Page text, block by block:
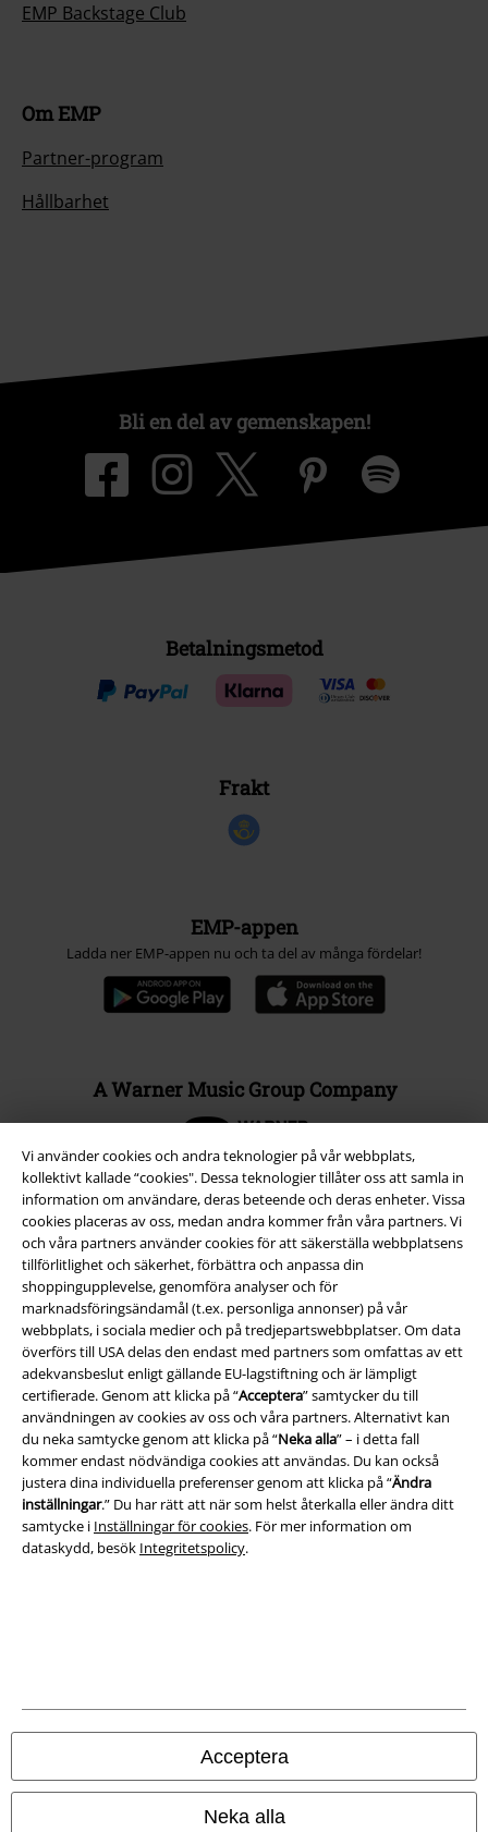
Vi använder cookies och andra teknologier på vår webbplats,
kollektivt kallade “cookies". Dessa teknologier tillåter oss att samla in
information om användare, deras beteende och deras enheter. Vissa
cookies placeras av oss, medan andra kommer från våra partners. Vi
och våra partners använder cookies för att säkerställa webbplatsens
tillförlitlighet och säkerhet, förbättra och anpassa din
shoppingupplevelse, genomföra analyser och för
marknadsföringsändamål (t.ex. personliga annonser) på vår
webbplats, i sociala medier och på tredjepartswebbplatser. Om data
överförs till USA delas den endast med partners som omfattas av ett
adekvansbeslut enligt gällande EU-lagstiftning och är lämpligt
certifierade. Genom att klicka på “Acceptera” samtycker du till
användningen av cookies av oss och våra partners. Alternativt kan
du neka samtycke genom att klicka på “Neka alla” – i detta fall
kommer endast nödvändiga cookies att användas. Du kan också
justera dina individuella preferenser genom att klicka på “Ändra
inställningar.” Du har rätt att när som helst återkalla eller ändra ditt
samtycke i Inställningar för cookies. För mer information om
dataskydd, besök Integritetspolicy.
Acceptera
Neka alla
EMP Backstage Club
Om EMP
Partner-program
Hållbarhet
Bli en del av gemenskapen!
Betalningsmetod
Frakt
EMP-appen
Ladda ner EMP-appen nu och ta del av många fördelar!
A Warner Music Group Company
Juridisk information/Villkor
Villkor
Om oss
Ladda ner villkoren
Inställningar för cookies
Bekräfta ångrat köp